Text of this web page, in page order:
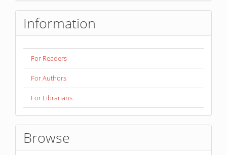
Information
For Readers
For Authors
For Librarians
Browse